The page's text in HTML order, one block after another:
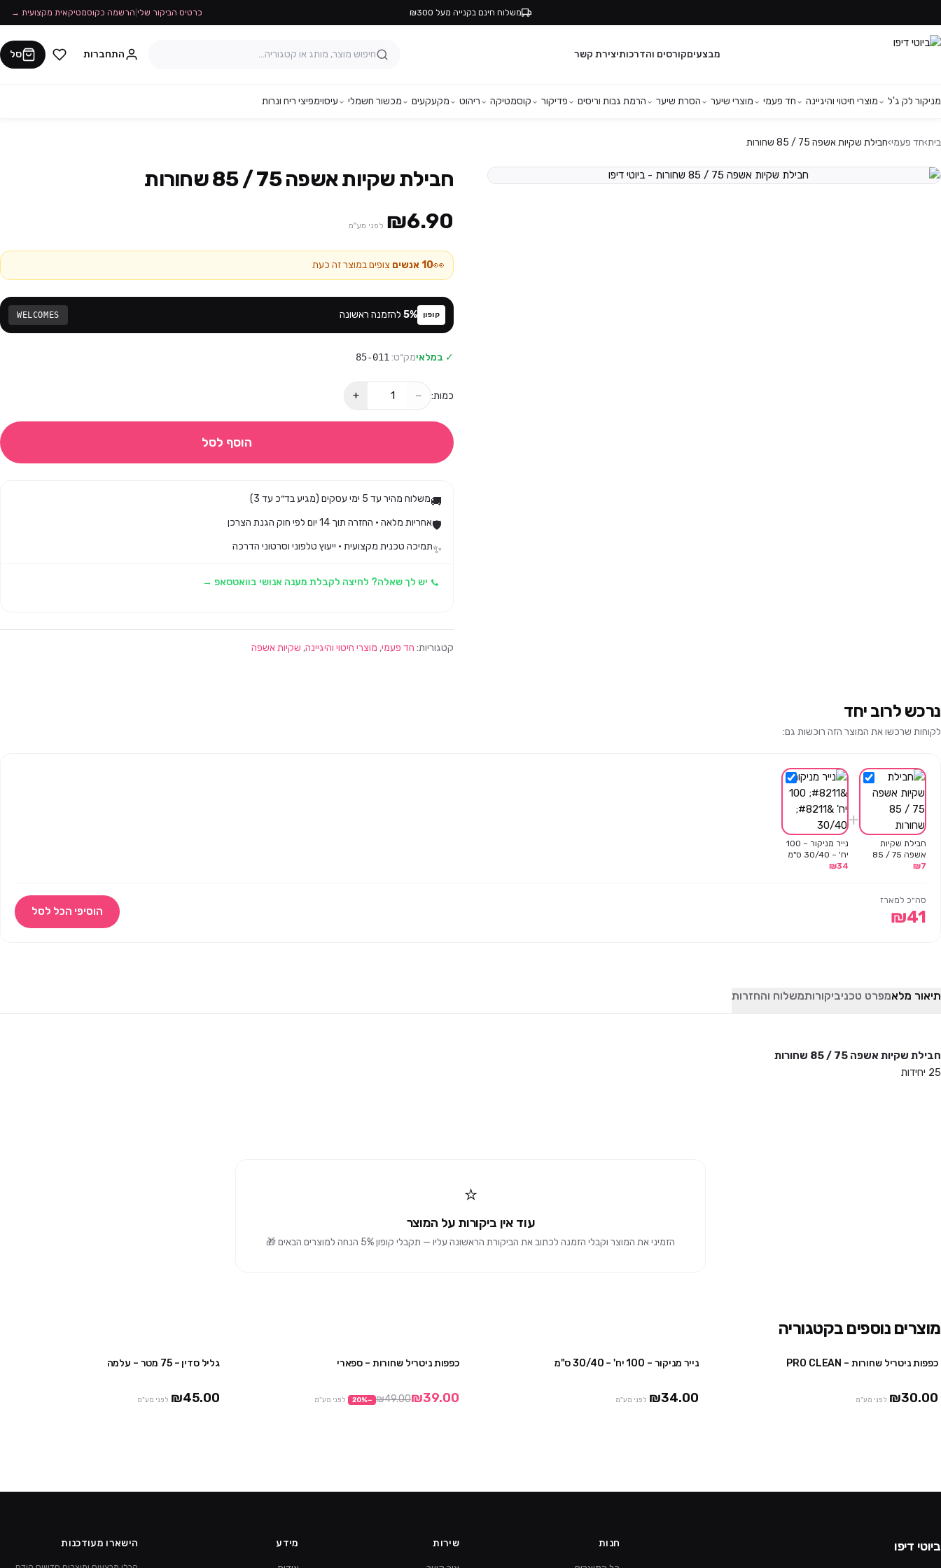
משלוח חינם בקנייה מעל ₪300 כרטיס הביקור שלי הרשמה כקוסמטיקאית מקצועית →
מבצעיםקורסים והדרכותיצירת קשר התחברות סל
מניקור לק ג'ל מוצרי חיטוי והיגיינה חד פעמי מוצרי שיער הסרת שיער הרמת גבות וריסים פדיקור קוסמטיקה ריהוט מקעקעים מכשור חשמלי עיסוימפיצי ריח ונרות
בית›חד פעמי›חבילת שקיות אשפה 75 / 85 שחורות
חבילת שקיות אשפה 75 / 85 שחורות
₪6.90 לפני מע"מ
👀
10אנשים צופים במוצר זה כעת
קופון 5% להזמנה ראשונה WELCOMES
✓ במלאימק״ט: 85-011
כמות: −
+
הוסף לסל
🚚משלוח מהיר עד 5 ימי עסקים (מגיע בד״כ עד 3)
🛡️אחריות מלאה · החזרה תוך 14 יום לפי חוק הגנת הצרכן
✨תמיכה טכנית מקצועית · ייעוץ טלפוני וסרטוני הדרכה
יש לך שאלה? לחיצה לקבלת מענה אנושי בוואטסאפ →
קטגוריות: חד פעמי, מוצרי חיטוי והיגיינה, שקיות אשפה
נרכש לרוב יחד
לקוחות שרכשו את המוצר הזה רוכשות גם:
חבילת שקיות
אשפה 75 / 85
שחורות
₪7
+
נייר מניקור – 100
יח' – 30/40 ס"מ
₪34
סה״כ למארז
₪41 הוסיפי הכל לסל
תיאור מלאמפרט טכניביקורותמשלוח והחזרות
חבילת שקיות אשפה 75 / 85 שחורות
25 יחידות
⭐
עוד אין ביקורות על המוצר
הזמיני את המוצר וקבלי הזמנה לכתוב את הביקורת הראשונה עליו — תקבלי קופון 5% הנחה למוצרים הבאים 🎁
מוצרים נוספים בקטגוריה
כפפות ניטריל שחורות – PRO CLEAN
₪30.00 לפני מע"מ
נייר מניקור – 100 יח' – 30/40 ס"מ
₪34.00 לפני מע"מ
כפפות ניטריל שחורות – ספארי
₪39.00
₪49.00
−
20% לפני מע"מ
גליל סדין – 75 מטר – עלמה
₪45.00 לפני מע"מ
ביוטי דיפו חנות שירות מידע הישארו מעודכנות